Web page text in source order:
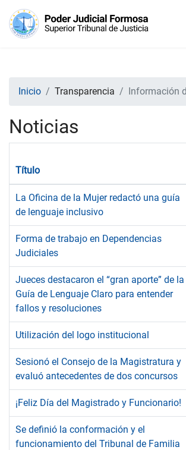
Inicio Transparencia Información
Noticias
Título
La Oficina de la Mujer redactó una guía
de lenguaje inclusivo
Forma de trabajo en Dependencias
Judiciales
Jueces destacaron el “gran aporte” de la
Guía de Lenguaje Claro para entender
fallos y resoluciones
Utilización del logo institucional
Sesionó el Consejo de la Magistratura y
evaluó antecedentes de dos concursos
¡Feliz Día del Magistrado y Funcionario!
Se definió la conformación y el
funcionamiento del Tribunal de Familia